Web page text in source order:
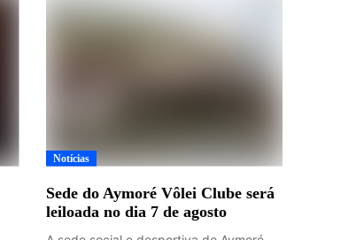
Notícias
Sede do Aymoré Vôlei Clube será
leiloada no dia 7 de agosto